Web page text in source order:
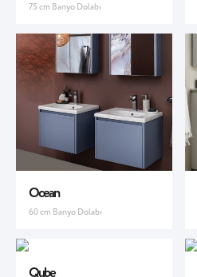
75 cm Banyo Dolabı
Ocean
60 cm Banyo Dolabı